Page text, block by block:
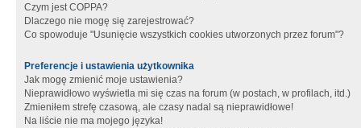
Czym jest COPPA?
Dlaczego nie mogę się zarejestrować?
Co spowoduje "Usunięcie wszystkich cookies utworzonych przez forum"?
Preferencje i ustawienia użytkownika
Jak mogę zmienić moje ustawienia?
Nieprawidłowo wyświetla mi się czas na forum (w postach, w profilach, itd.)
Zmieniłem strefę czasową, ale czasy nadal są nieprawidłowe!
Na liście nie ma mojego języka!